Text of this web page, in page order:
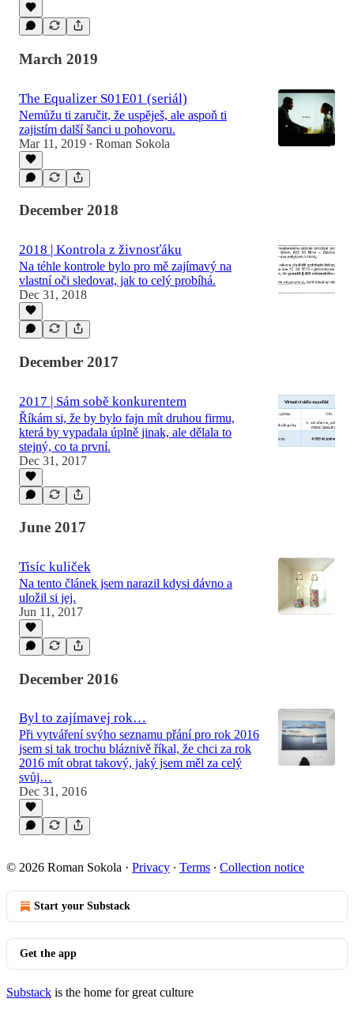
March 2019
The Equalizer S01E01 (seriál)
Nemůžu ti zaručit, že uspěješ, ale aspoň ti
zajistím další šanci u pohovoru.
Mar 11, 2019 • Roman Sokola
December 2018
2018 | Kontrola z živnosťáku
Na téhle kontrole bylo pro mě zajímavý na
vlastní oči sledovat, jak to celý probíhá.
Dec 31, 2018
December 2017
2017 | Sám sobě konkurentem
Říkám si, že by bylo fajn mít druhou firmu,
která by vypadala úplně jinak, ale dělala to
stejný, co ta první.
Dec 31, 2017
June 2017
Tisíc kuliček
Na tento článek jsem narazil kdysi dávno a
uložil si jej.
Jun 11, 2017
December 2016
Byl to zajímavej rok…
Při vytváření svýho seznamu přání pro rok 2016
jsem si tak trochu bláznivě říkal, že chci za rok
2016 mít obrat takový, jaký jsem měl za celý
svůj…
Dec 31, 2016
© 2026 Roman Sokola · Privacy ∙ Terms ∙ Collection notice
Start your Substack
Get the app
Substack is the home for great culture